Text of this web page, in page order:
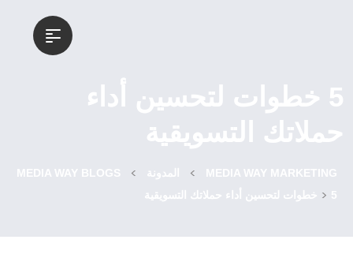
5 خطوات لتحسين أداء
حملاتك التسويقية
MEDIA WAY MARKETING
> المدونة >
MEDIA WAY BLOGS
> 5 خطوات لتحسين أداء حملاتك التسويقية